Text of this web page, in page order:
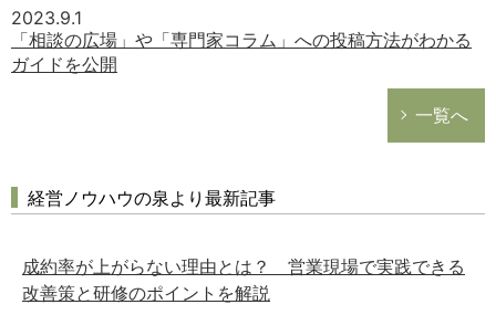
2023.9.1
「相談の広場」や「専門家コラム」への投稿方法がわかる
ガイドを公開
一覧へ
経営ノウハウの泉より最新記事
成約率が上がらない理由とは？ 営業現場で実践できる
改善策と研修のポイントを解説